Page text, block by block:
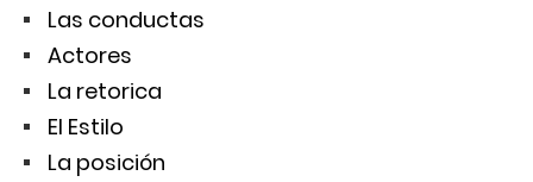
Las conductas
Actores
La retorica
El Estilo
La posición